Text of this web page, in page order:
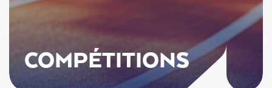
COMPÉTITIONS